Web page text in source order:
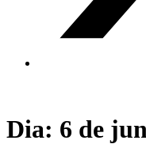
Dia: 6 de